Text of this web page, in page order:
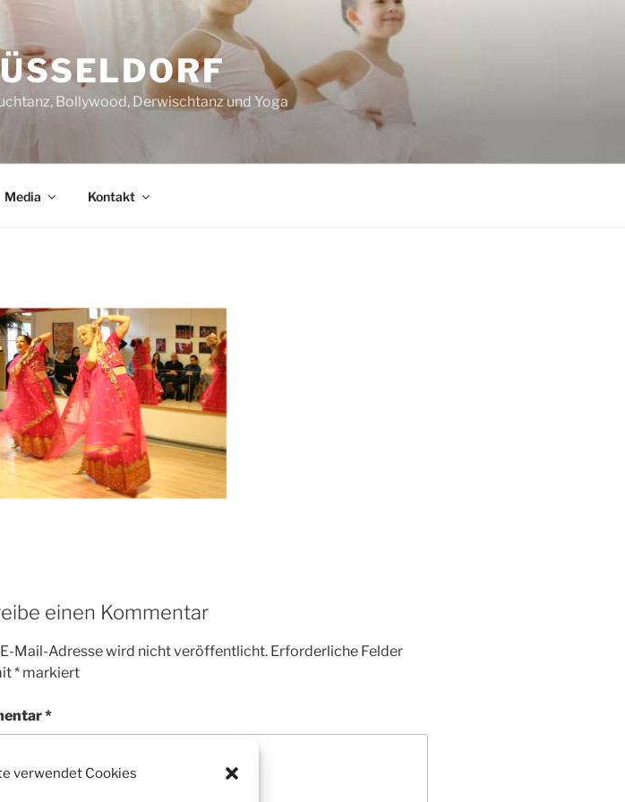
verwendet Cookies
Bollywood, Derwischtanz und Yoga
Media Kontakt
einen Kommentar
Mail-Adresse wird nicht veröffentlicht. Erforderliche Felder
*markiert
*